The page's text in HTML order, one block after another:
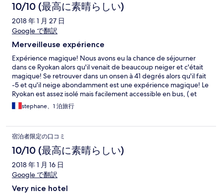
10/10 (最高に素晴らしい)
2018 年 1 月 27 日
Google で翻訳
Merveilleuse expérience
Expérience magique! Nous avons eu la chance de séjourner
dans ce Ryokan alors qu'il venait de beaucoup neiger et c'était
magique! Se retrouver dans un onsen à 41 degrés alors qu'il fait
-5 et qu'il neige abondamment est une expérience magique! Le
Ryokan est assez isolé mais facilement accessible en bus, ( et
petit contrairement à d'autres que nous avons croisés sur le
chemin du bus) nos hôtes sont adorables et ne savent pas quoi
salle de restaurant est très bon et une belle expérience pour
nous occidentaux. Le petit déjeuner est japonais également. La
gentillesse du personnel est remarquable. On peut privatiser 3
des onsens, je recommande le 3 qui donne sur la rivière et est
en pierres naturelles. Le seul bémol est pour moi le futon pas
assez épais pour etre confortable.. sinon vraiment à
stephane、1 泊旅行
宿泊者限定の口コミ
10/10 (最高に素晴らしい)
2018 年 1 月 16 日
Google で翻訳
Very nice hotel